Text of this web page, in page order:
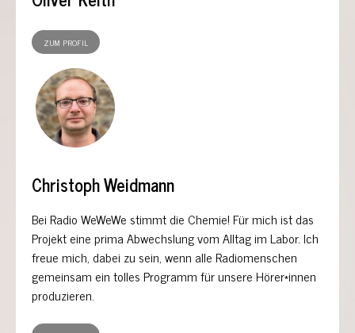
ZUM PROFIL
Christoph Weidmann
Bei Radio WeWeWe stimmt die Chemie! Für mich ist das
Projekt eine prima Abwechslung vom Alltag im Labor. Ich
freue mich, dabei zu sein, wenn alle Radiomenschen
gemeinsam ein tolles Programm für unsere Hörer*innen
produzieren.